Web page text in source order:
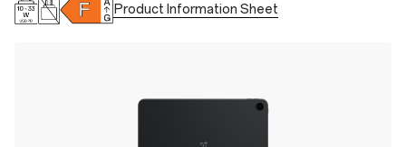
Product Information Sheet